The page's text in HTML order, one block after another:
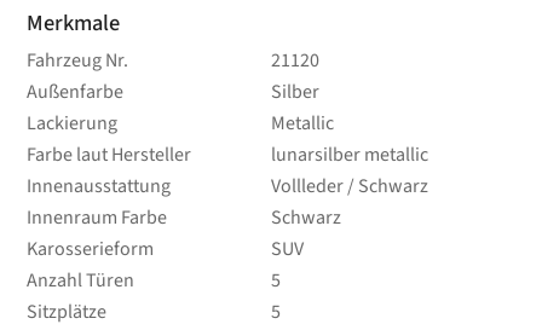
Merkmale
Fahrzeug Nr.
21120
Außenfarbe
Silber
Lackierung
Metallic
Farbe laut Hersteller
lunarsilber metallic
Innenausstattung
Vollleder / Schwarz
Innenraum Farbe
Schwarz
Karosserieform
SUV
Anzahl Türen
5
Sitzplätze
5